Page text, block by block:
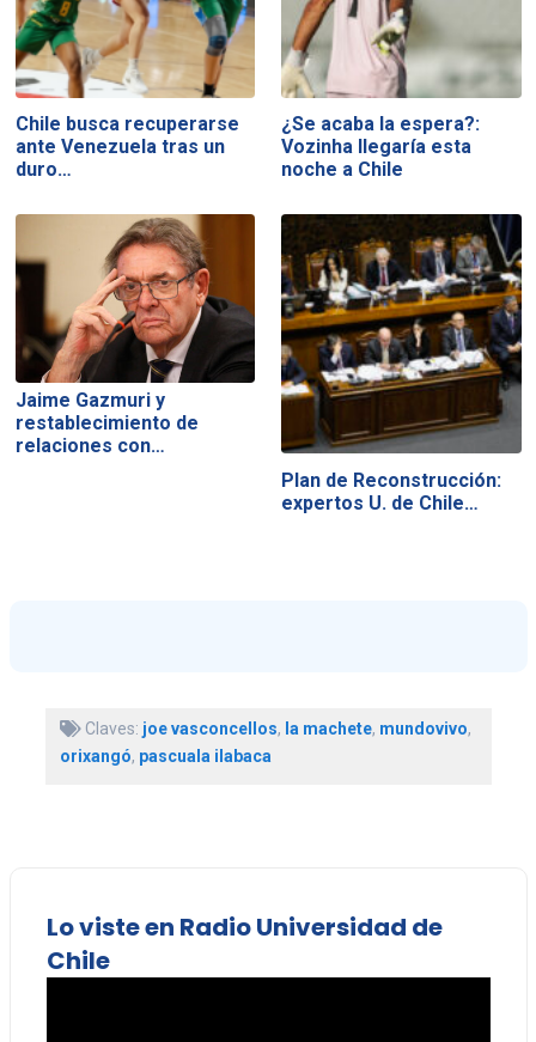
Chile busca recuperarse
ante Venezuela tras un
duro…
¿Se acaba la espera?:
Vozinha llegaría esta
noche a Chile
Jaime Gazmuri y
restablecimiento de
relaciones con…
Plan de Reconstrucción:
expertos U. de Chile…
Claves: joe vasconcellos, la machete, mundovivo,
orixangó, pascuala ilabaca
Lo viste en Radio Universidad de
Chile